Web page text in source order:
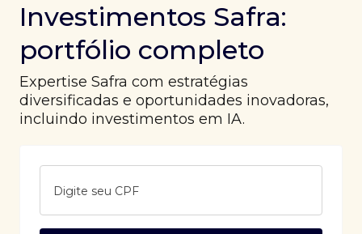
Investimentos Safra:
portfólio completo
Expertise Safra com estratégias
diversificadas e oportunidades inovadoras,
incluindo investimentos em IA.
Digite seu CPF